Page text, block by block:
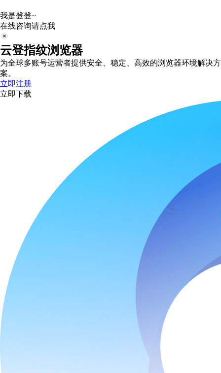
我是登登~
在线咨询请点我
云登指纹浏览器
为全球多账号运营者提供安全、稳定、高效的浏览器环境解决方
案。
立即注册
立即下载